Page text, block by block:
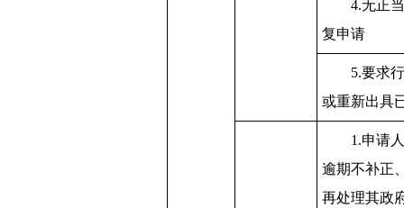
4.无正
复申请
5.要求
或重新出具
1.申请
逾期不补正
再处理其政